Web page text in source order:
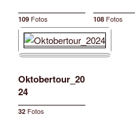
109 Fotos 108 Fotos
Oktobertour_20
24
32 Fotos